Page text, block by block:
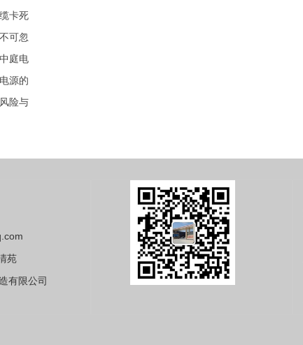
卡死
可忽
庭电
源的
险与
苑
有限公司